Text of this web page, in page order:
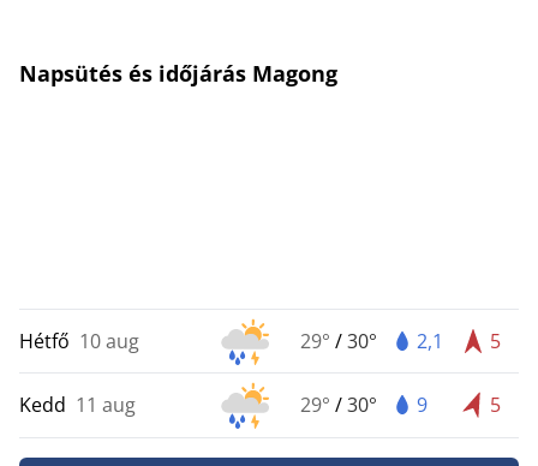
Napsütés és időjárás Magong
Hétfő 10 aug 29° /30° 2,1 5
Kedd 11 aug 29° /30° 9 5